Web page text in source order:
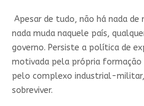
Apesar de tudo, não há nada
nada muda naquele país,
governo. Persiste a política de
motivada pela própria
pelo complexo industrial-militar,
sobreviver.